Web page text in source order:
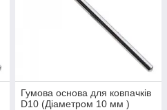
Гумова основа для ковпачків
D10 (Діаметром 10 мм )